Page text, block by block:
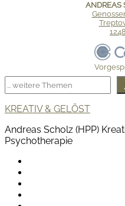
ANDREAS
Suchen
KREATIV & GELÖST
Andreas Scholz (HPP)
Psychotherapie